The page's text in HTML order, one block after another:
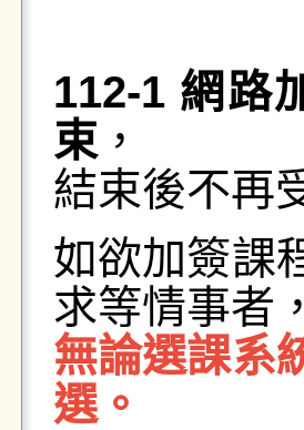
112-1 網路
束，
結束後不再
如欲加簽課
求等情事者，
無論選課系
選。